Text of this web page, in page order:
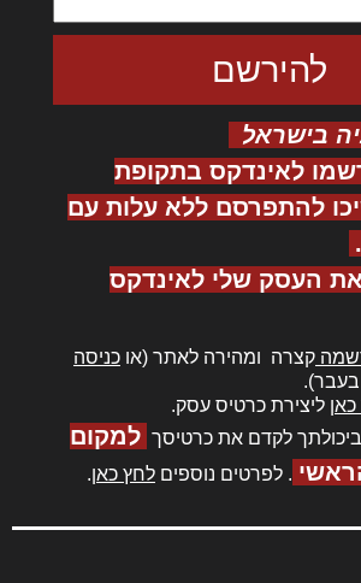
בישראל
לאינדקס בתקופת
להתפרסם ללא עלות עם
את העסק שלי לאינדקס
קצרה ומהירה לאתר (או כניסה
ליצירת כרטיס עסק.
לקדם את כרטיסך למקום
. לפרטים נוספים לחץ כאן.